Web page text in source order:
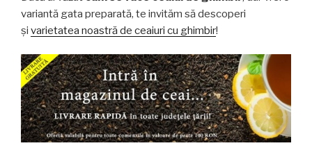
variantă gata preparată, te invităm să descoperi
și varietatea noastră de ceaiuri cu ghimbir!